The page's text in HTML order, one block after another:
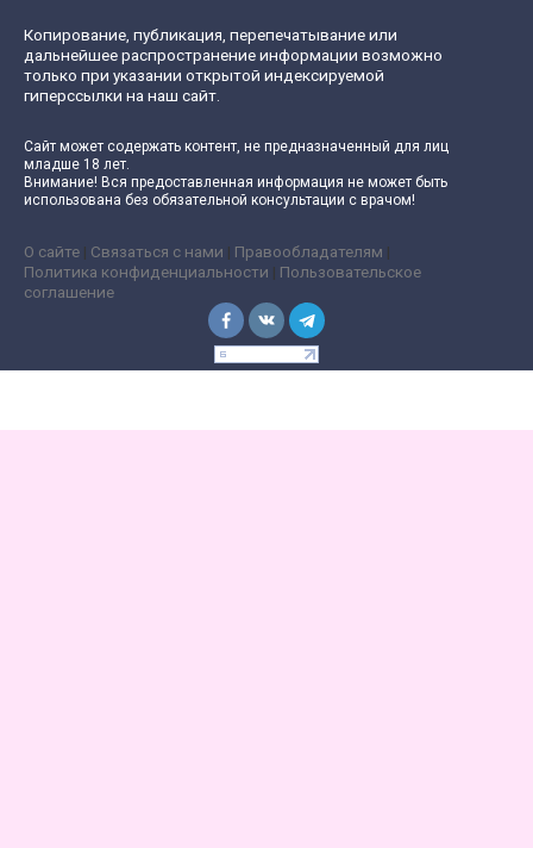
Копирование, публикация, перепечатывание или
дальнейшее распространение информации возможно
только при указании открытой индексируемой
гиперссылки на наш сайт.
Сайт может содержать контент, не предназначенный для лиц
младше 18 лет.
Внимание! Вся предоставленная информация не может быть
использована без обязательной консультации с врачом!
О сайте | Связаться с нами | Правообладателям |
Политика конфиденциальности | Пользовательское
соглашение